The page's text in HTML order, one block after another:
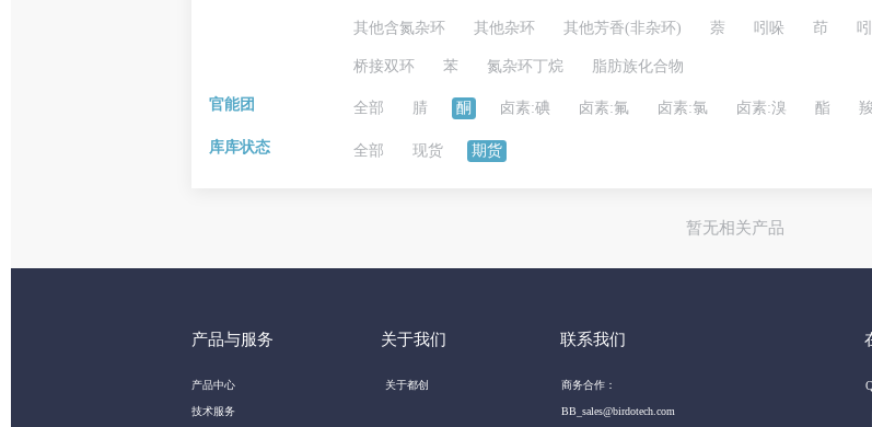
其他含氮杂环 其他杂环 其他芳香(非杂环) 萘 吲哚 茚
桥接双环 苯 氮杂环丁烷 脂肪族化合物
官能团 全部 腈 酮 卤素:碘 卤素:氟 卤素:氯 卤素:溴 酯
库库状态 全部 现货 期货
暂无相关产品
产品与服务 关于我们 联系我们
产品中心
技术服务
关于都创 商务合作：
BB_sales@birdotech.com